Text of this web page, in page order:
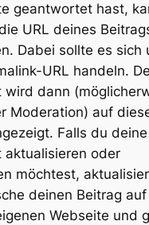
geantwortet hast,
URL deines
Dabei sollte es sich
URL handeln.
dann
Moderation) auf
Falls du deine
aktualisieren oder
möchtest,
deinen Beitrag auf
Webseite und